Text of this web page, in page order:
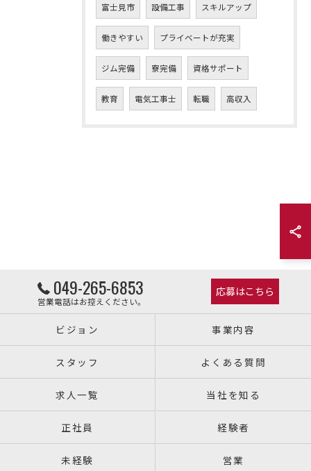
富士見市 設備工事 スキルアップ
働きやすい プライベートが充実
ジム完備 寮完備 資格サポート
教育 電気工事士 転職 高収入
049-265-6853
営業電話はお控えください。
応募はこちら
ビジョン 事業内容
スタッフ よくある質問
求人一覧 当社を知る
正社員 経験者
未経験 営業